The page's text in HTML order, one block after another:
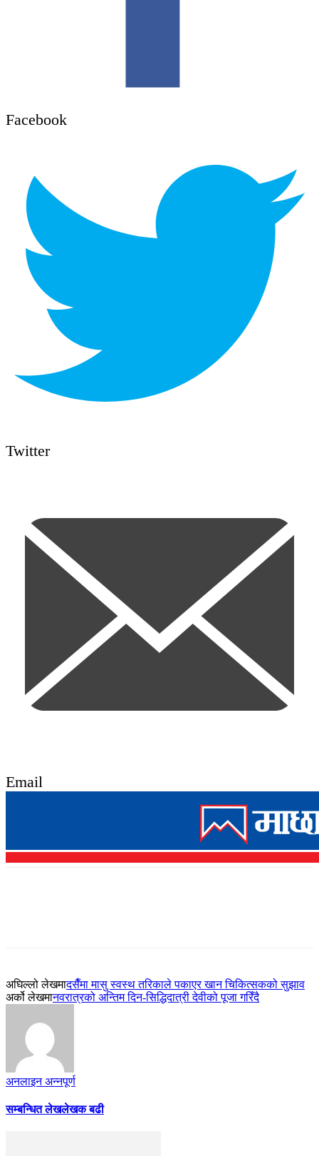
Facebook
Twitter
Email
अघिल्लो लेखमादसैँमा मासु स्वस्थ तरिकाले पकाएर खान चिकित्सकको सुझाव
अर्को लेखमानवरात्रको अन्तिम दिन-सिद्धिदात्री देवीको पूजा गरिँदै
अनलाइन अन्नपूर्ण
सम्बन्धित लेखलेखक बढी